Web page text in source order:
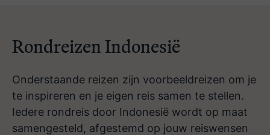
Rondreizen Indonesië
Onderstaande reizen zijn voorbeeldreizen om je
te inspireren en je eigen reis samen te stellen.
Iedere rondreis door Indonesië wordt op maat
samengesteld, afgestemd op jouw reiswensen